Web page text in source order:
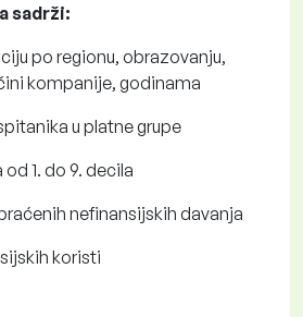
sadrži:
po regionu, obrazovanju,
kompanije, godinama
u platne grupe
1. do 9. decila
nefinansijskih davanja
koristi